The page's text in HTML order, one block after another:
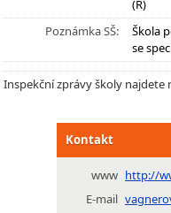
(R)
Poznámka SŠ:
Škola
se
Inspekční zprávy školy najdete
Kontakt
www http://
E-mail